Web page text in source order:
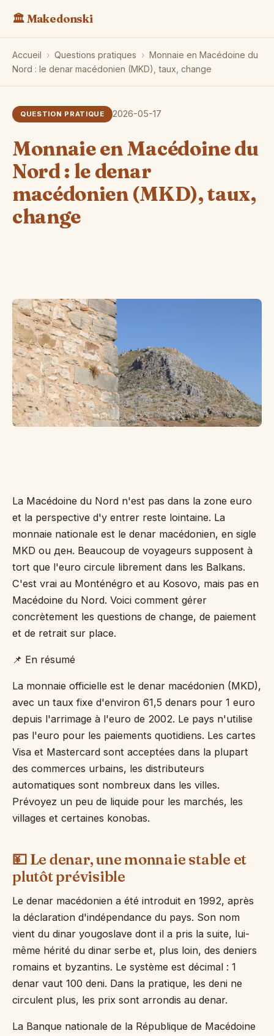
🏛️ Makedonski
Accueil › Questions pratiques › Monnaie en Macédoine du
Nord : le denar macédonien (MKD), taux, change
QUESTION PRATIQUE 2026-05-17
Monnaie en Macédoine du
Nord : le denar
macédonien (MKD), taux,
change
La Macédoine du Nord n'est pas dans la zone euro
et la perspective d'y entrer reste lointaine. La
monnaie nationale est le denar macédonien, en sigle
MKD ou ден. Beaucoup de voyageurs supposent à
tort que l'euro circule librement dans les Balkans.
C'est vrai au Monténégro et au Kosovo, mais pas en
Macédoine du Nord. Voici comment gérer
concrètement les questions de change, de paiement
et de retrait sur place.
📌 En résumé
La monnaie officielle est le denar macédonien (MKD),
avec un taux fixe d'environ 61,5 denars pour 1 euro
depuis l'arrimage à l'euro de 2002. Le pays n'utilise
pas l'euro pour les paiements quotidiens. Les cartes
Visa et Mastercard sont acceptées dans la plupart
des commerces urbains, les distributeurs
automatiques sont nombreux dans les villes.
Prévoyez un peu de liquide pour les marchés, les
villages et certaines konobas.
💴 Le denar, une monnaie stable et
plutôt prévisible
Le denar macédonien a été introduit en 1992, après
la déclaration d'indépendance du pays. Son nom
vient du dinar yougoslave dont il a pris la suite, lui-
même hérité du dinar serbe et, plus loin, des deniers
romains et byzantins. Le système est décimal : 1
denar vaut 100 deni. Dans la pratique, les deni ne
circulent plus, les prix sont arrondis au denar.
La Banque nationale de la République de Macédoine